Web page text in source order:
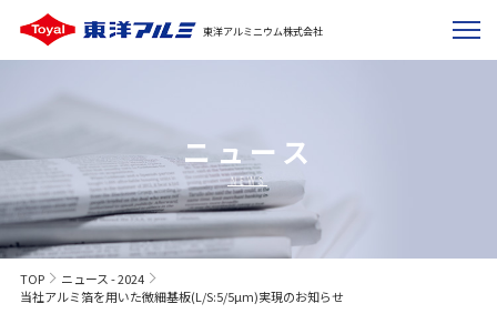
東洋アルミニウム株式会社
ニュース
NEWS
TOP
ニュース - 2024
当社アルミ箔を用いた微細基板(L/S:5/5µm)実現のお知らせ